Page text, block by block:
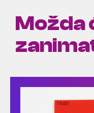
Možda